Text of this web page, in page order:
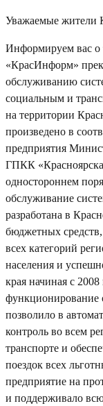
Уважаемые жители
Информируем вас о
«КрасИнформ»
обслуживанию
социальным и
на территории
произведено в
предприятия
ГПКК
одностороннем
обслуживание
разработана в
бюджетных
всех категорий
населения и
края начиная с
функционирование
позволило в
контроль во всем
транспорте и
поездок всех
предприятие на
и поддерживало